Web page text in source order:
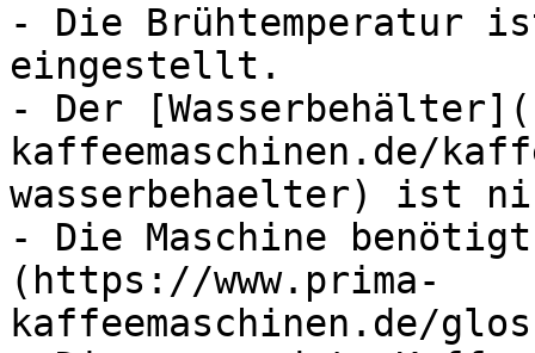
- Die Brühtemperatur
eingestellt.
- Der
kaffeemaschinen.de/
wasserbehaelter) ist
- Die Maschine
(https://www.prima-
kaffeemaschinen.de/